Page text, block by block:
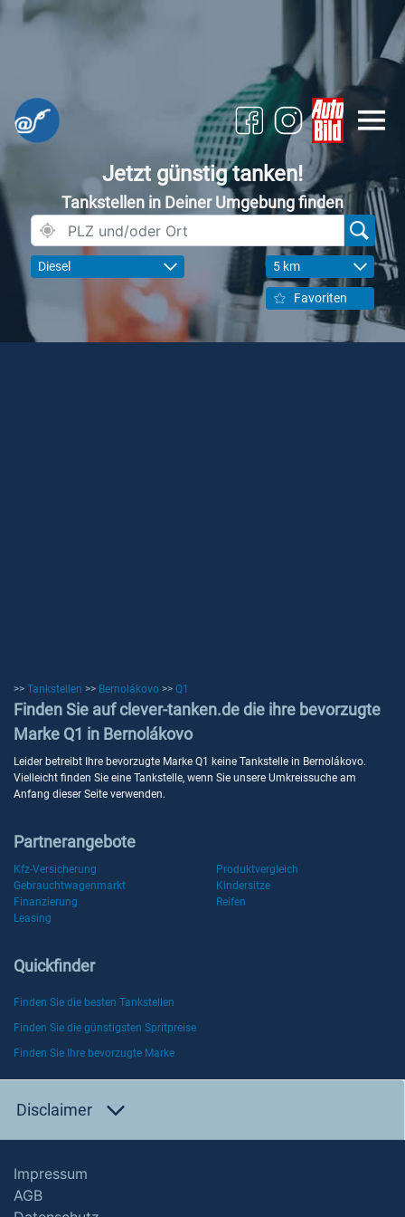
Jetzt günstig tanken!
Tankstellen in Deiner Umgebung finden
Diesel 5 km
Favoriten
>> Tankstellen >> Bernolákovo >> Q1
Finden Sie auf clever-tanken.de die ihre bevorzugte
Marke Q1 in Bernolákovo
Leider betreibt Ihre bevorzugte Marke Q1 keine Tankstelle in Bernolákovo.
Vielleicht finden Sie eine Tankstelle, wenn Sie unsere Umkreissuche am
Anfang dieser Seite verwenden.
Partnerangebote
Kfz-Versicherung
Produktvergleich
Gebrauchtwagenmarkt
Kindersitze
Finanzierung
Reifen
Leasing
Quickfinder
Finden Sie die besten Tankstellen
Finden Sie die günstigsten Spritpreise
Finden Sie Ihre bevorzugte Marke
Disclaimer
Impressum
AGB